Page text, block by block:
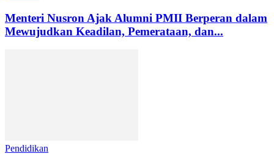
Menteri Nusron Ajak Alumni PMII Berperan dalam
Mewujudkan Keadilan, Pemerataan, dan...
Pendidikan